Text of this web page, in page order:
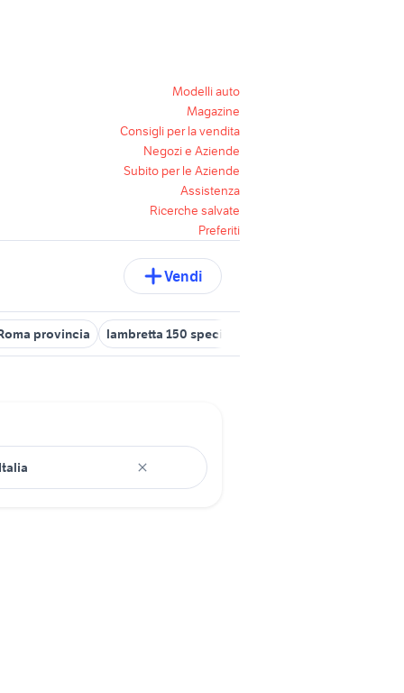
Modelli auto
Magazine
Consigli per la vendita
Negozi e Aziende
Subito per le Aziende
Assistenza
Ricerche salvate
Preferiti
Vendi
provincia lambretta 150 special